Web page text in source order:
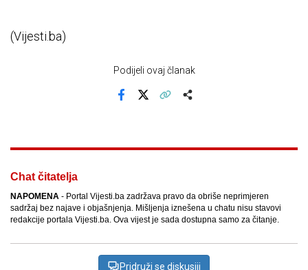
(Vijesti.ba)
Podijeli ovaj članak
Chat čitatelja
NAPOMENA - Portal Vijesti.ba zadržava pravo da obriše neprimjeren
sadržaj bez najave i objašnjenja. Mišljenja iznešena u chatu nisu stavovi
redakcije portala Vijesti.ba. Ova vijest je sada dostupna samo za čitanje.
Pridruži se diskusiji